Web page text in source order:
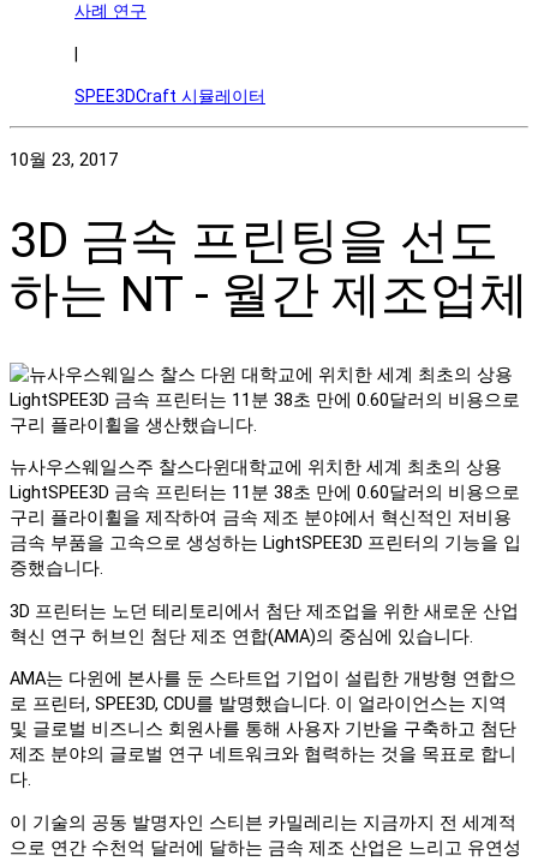
사례 연구
|
SPEE3DCraft 시뮬레이터
10월 23, 2017
3D 금속 프린팅을 선도
하는 NT - 월간 제조업체
뉴사우스웨일스주 찰스다윈대학교에 위치한 세계 최초의 상용
LightSPEE3D 금속 프린터는 11분 38초 만에 0.60달러의 비용으로
구리 플라이휠을 제작하여 금속 제조 분야에서 혁신적인 저비용
금속 부품을 고속으로 생성하는 LightSPEE3D 프린터의 기능을 입
증했습니다.
3D 프린터는 노던 테리토리에서 첨단 제조업을 위한 새로운 산업
혁신 연구 허브인 첨단 제조 연합(AMA)의 중심에 있습니다.
AMA는 다윈에 본사를 둔 스타트업 기업이 설립한 개방형 연합으
로 프린터, SPEE3D, CDU를 발명했습니다. 이 얼라이언스는 지역
및 글로벌 비즈니스 회원사를 통해 사용자 기반을 구축하고 첨단
제조 분야의 글로벌 연구 네트워크와 협력하는 것을 목표로 합니
다.
이 기술의 공동 발명자인 스티븐 카밀레리는 지금까지 전 세계적
으로 연간 수천억 달러에 달하는 금속 제조 산업은 느리고 유연성